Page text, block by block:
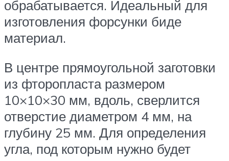
обрабатывается. Идеальный для
изготовления форсунки биде
материал.
В центре прямоугольной заготовки
из фторопласта размером
10×10×30 мм, вдоль, сверлится
отверстие диаметром 4 мм, на
глубину 25 мм. Для определения
угла, под которым нужно будет